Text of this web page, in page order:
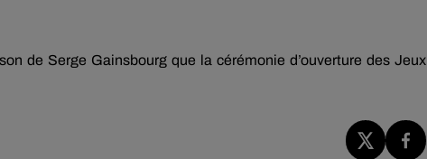
de Serge Gainsbourg que la cérémonie d’ouverture des Jeux